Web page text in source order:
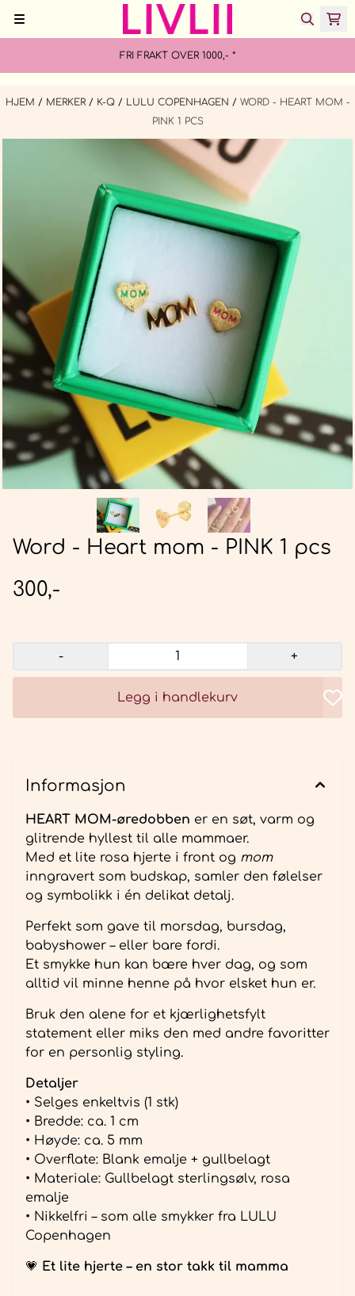
Hopp til innhold
FRI FRAKT OVER 1000,- *
HJEM / MERKER / K-Q / LULU COPENHAGEN / WORD - HEART MOM -
PINK 1 PCS
Word - Heart mom - PINK 1 pcs
300,-
- +
Legg i handlekurv
Informasjon
HEART MOM-øredobben er en søt, varm og
glitrende hyllest til alle mammaer.
Med et lite rosa hjerte i front og mom
inngravert som budskap, samler den følelser
og symbolikk i én delikat detalj.
Perfekt som gave til morsdag, bursdag,
babyshower – eller bare fordi.
Et smykke hun kan bære hver dag, og som
alltid vil minne henne på hvor elsket hun er.
Bruk den alene for et kjærlighetsfylt
statement eller miks den med andre favoritter
for en personlig styling.
Detaljer
• Selges enkeltvis (1 stk)
• Bredde: ca. 1 cm
• Høyde: ca. 5 mm
• Overflate: Blank emalje + gullbelagt
• Materiale: Gullbelagt sterlingsølv, rosa
emalje
• Nikkelfri – som alle smykker fra LULU
Copenhagen
💗 Et lite hjerte – en stor takk til mamma